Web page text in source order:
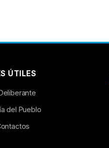
ÚTILES
del Pueblo